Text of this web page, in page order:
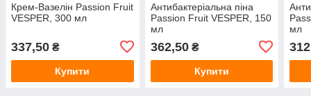
Крем-Вазелін Passion Fruit
VESPER, 300 мл
337,50 ₴
Купити
Антибактеріальна піна
Passion Fruit VESPER, 150
мл
362,50₴
Купити
мл